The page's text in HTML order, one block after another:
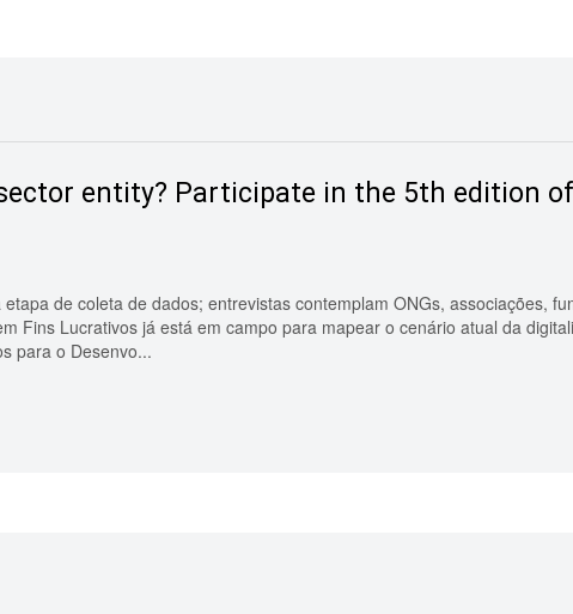
entity? Participate in the 5th edition
de coleta de dados; entrevistas contemplam ONGs, associações,
Fins Lucrativos já está em campo para mapear o cenário atual da
para o Desenvo...